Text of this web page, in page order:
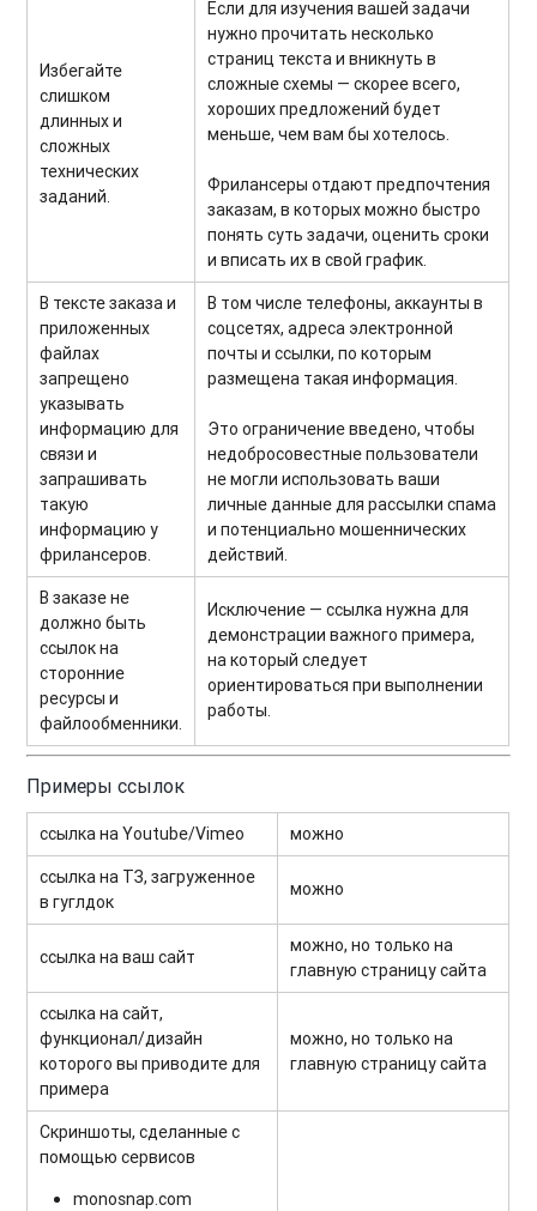
Избегайте
слишком
длинных и
сложных
технических
заданий.
Если для изучения вашей задачи
нужно прочитать несколько
страниц текста и вникнуть в
сложные схемы — скорее всего,
хороших предложений будет
меньше, чем вам бы хотелось.
Фрилансеры отдают предпочтения
заказам, в которых можно быстро
понять суть задачи, оценить сроки
и вписать их в свой график.
В тексте заказа и
приложенных
файлах
запрещено
указывать
информацию для
связи и
запрашивать
такую
информацию у
фрилансеров.
В том числе телефоны, аккаунты в
соцсетях, адреса электронной
почты и ссылки, по которым
размещена такая информация.
Это ограничение введено, чтобы
недобросовестные пользователи
не могли использовать ваши
личные данные для рассылки спама
и потенциально мошеннических
действий.
В заказе не
должно быть
ссылок на
сторонние
ресурсы и
файлообменники.
Исключение — ссылка нужна для
демонстрации важного примера,
на который следует
ориентироваться при выполнении
работы.
Примеры ссылок
ссылка на Youtube/Vimeo
можно
ссылка на ТЗ, загруженное
в гуглдок
можно
ссылка на ваш сайт
можно, но только на
главную страницу сайта
ссылка на сайт,
функционал/дизайн
которого вы приводите для
примера
можно, но только на
главную страницу сайта
Скриншоты, сделанные с
помощью сервисов
monosnap.com